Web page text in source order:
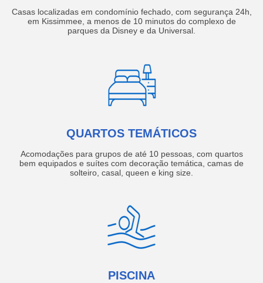
Casas localizadas em condomínio fechado, com segurança 24h,
em Kissimmee, a menos de 10 minutos do complexo de
parques da Disney e da Universal.
QUARTOS TEMÁTICOS
Acomodações para grupos de até 10 pessoas, com quartos
bem equipados e suítes com decoração temática, camas de
solteiro, casal, queen e king size.
PISCINA